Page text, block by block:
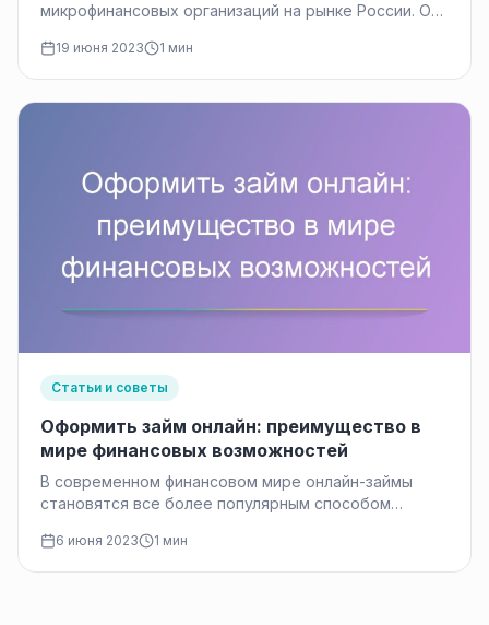
микрофинансовых организаций на рынке России. Она
19 июня 2023 1 мин
Статьи и советы
Оформить займ онлайн: преимущество в
мире финансовых возможностей
В современном финансовом мире онлайн-займы
становятся все более популярным способом
числа людей, стремящихся…
6 июня 2023 1 мин